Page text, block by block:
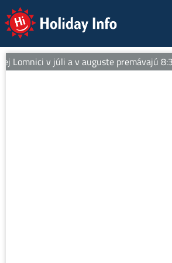
Holiday Info
Lomnici v júli a v auguste premávajú